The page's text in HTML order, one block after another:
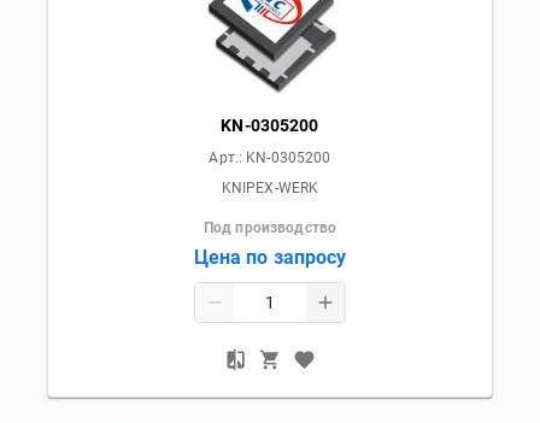
KN-0305200
Арт.: KN-0305200
KNIPEX-WERK
Под производство
Цена по запросу